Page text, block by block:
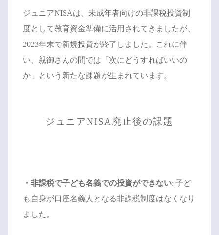
ジュニアNISAは、未成年者向けの非課税投資制
度として教育資金準備に活用されてきましたが、
2023年末で新規投資が終了しました。これに伴
い、親御さんの間では「次にどうすればいいの
か」という新たな課題が生まれています。
ジュニアNISA廃止後の課題
・非課税で子ども名義での投資ができない: 子ど
も自身が口座名義人となる非課税制度はなくなり
ました。